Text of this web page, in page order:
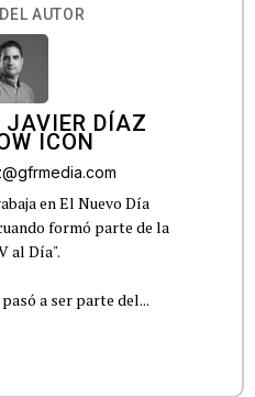
AUTOR
JAVIER DÍAZ
en El Nuevo Día
formó parte de la
al Día".
a ser parte del...